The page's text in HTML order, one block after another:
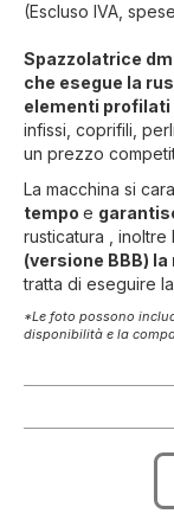
(Escluso IVA,
Spazzolatrice
che esegue la
elementi profilati
infissi, coprifili,
un prezzo
La macchina si
tempo e
rusticatura , inoltre
(versione BBB)
tratta di eseguire
*Le foto possono
disponibilità e la